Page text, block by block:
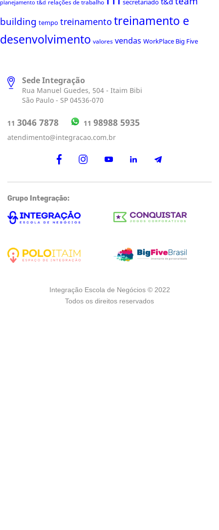
planejamento t&d relações de trabalho secretariado
building tempo treinamentotreinamento e
desenvolvimento valores vendas WorkPlace Big Five
Sede Integração
Rua Manuel Guedes, 504 - Itaim Bibi
São Paulo - SP 04536-070
11 3046 7878 11 98988 5935
atendimento@integracao.com.br
Grupo Integração:
Integração Escola de Negócios © 2022
Todos os direitos reservados